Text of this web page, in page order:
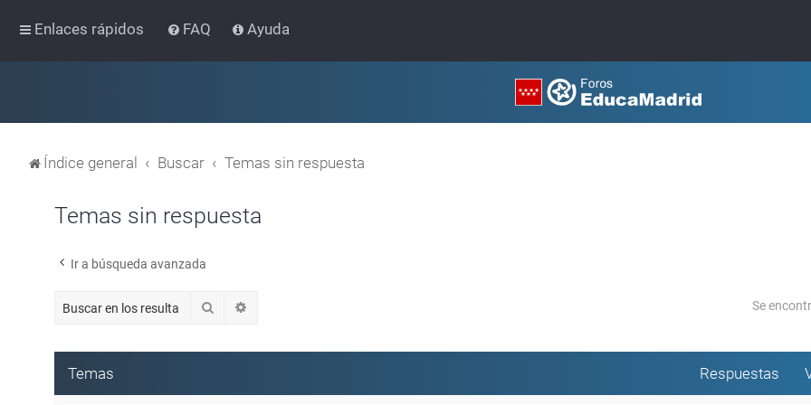
Enlaces rápidos FAQ Ayuda
Índice general Buscar Temas sin respuesta
Temas sin respuesta
Ir a búsqueda avanzada
Buscar Se
Temas Respuestas